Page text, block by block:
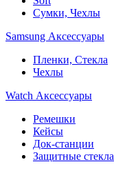
Сумки, Чехлы
Samsung Аксессуары
Пленки, Стекла
Чехлы
Watch Аксессуары
Ремешки
Кейсы
Док-станции
Защитные стекла